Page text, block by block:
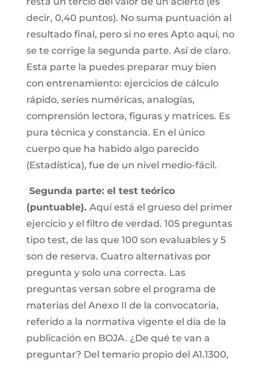
decir, 0,40 puntos). No suma puntuación al
resultado final, pero si no eres Apto aquí, no
se te corrige la segunda parte. Así de claro.
Esta parte la puedes preparar muy bien
con entrenamiento: ejercicios de cálculo
rápido, series numéricas, analogías,
comprensión lectora, figuras y matrices. Es
pura técnica y constancia. En el único
cuerpo que ha habido algo parecido
(Estadística), fue de un nivel medio-fácil.
Segunda parte: el test teórico
(puntuable). Aquí está el grueso del primer
ejercicio y el filtro de verdad. 105 preguntas
tipo test, de las que 100 son evaluables y 5
son de reserva. Cuatro alternativas por
pregunta y solo una correcta. Las
preguntas versan sobre el programa de
materias del Anexo II de la convocatoria,
referido a la normativa vigente el día de la
publicación en BOJA. ¿De qué te van a
preguntar? Del temario propio del A1.1300,